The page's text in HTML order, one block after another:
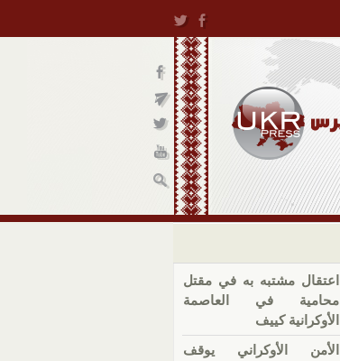
اعتقال مشتبه به في مقتل
محامية في العاصمة
الأوكرانية كييف
الأمن الأوكراني يوقف